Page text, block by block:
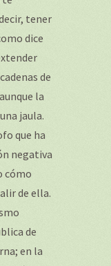
tener
dice
de
la
jaula.
que ha
negativa
cómo
de ella.
de
en la